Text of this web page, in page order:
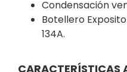
Condensación
Botellero
134A.
CARACTERÍSTICAS